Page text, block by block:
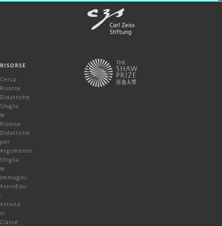
RISORSE
Cerca
Risorse
Didattiche
Sfoglia
le
Risorse
Didattiche
per
Argomento
Sfoglia
le
Immagini
AstroEdu
-
Attività
in
Classe